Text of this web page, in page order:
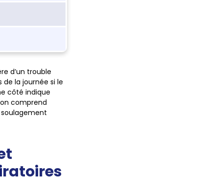
d’un trouble
la journée si le
côté indique
comprend